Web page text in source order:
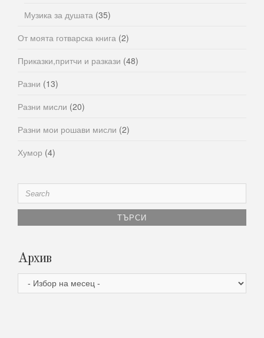
Музика за душата (35)
От моята готварска книга (2)
Приказки,притчи и разкази (48)
Разни (13)
Разни мисли (20)
Разни мои рошави мисли (2)
Хумор (4)
Search
for:
Архив
Архив